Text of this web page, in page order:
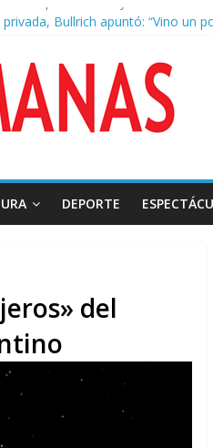
Bullrich apuntó: “Vino un
judicial” el traslado del
un tren y un colectivo: siete
de Mayo de sindicatos y
DEPORTE
del